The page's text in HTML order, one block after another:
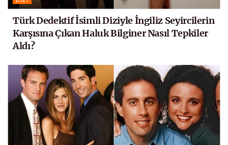
Türk Dedektif İsimli Diziyle İngiliz Seyircilerin
Karşısına Çıkan Haluk Bilginer Nasıl Tepkiler
Aldı?